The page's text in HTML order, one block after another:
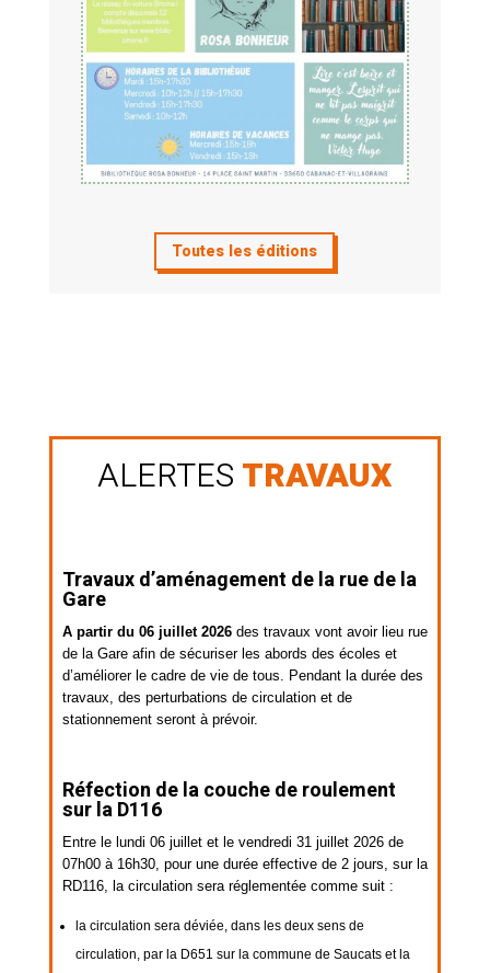
Toutes les éditions
ALERTES TRAVAUX
Travaux d’aménagement de la rue de la
Gare
A partir du 06 juillet 2026des travaux vont avoir lieu rue
de la Gare afin de sécuriser les abords des écoles et
d’améliorer le cadre de vie de tous. Pendant la durée des
travaux, des perturbations de circulation et de
stationnement seront à prévoir.
Réfection de la couche de roulement
sur la D116
Entre le lundi 06 juillet et le vendredi 31 juillet 2026 de
07h00 à 16h30, pour une durée effective de 2 jours, sur la
RD116, la circulation sera réglementée comme suit :
la circulation sera déviée, dans les deux sens de
circulation, par la D651 sur la commune de Saucats et la